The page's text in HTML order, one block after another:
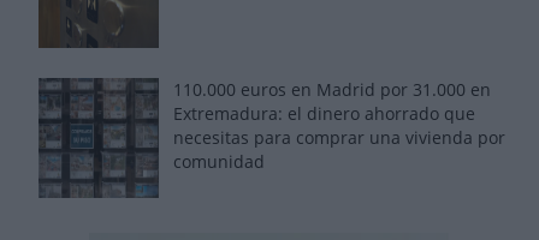
110.000 euros en Madrid por 31.000 en
Extremadura: el dinero ahorrado que
necesitas para comprar una vivienda por
comunidad